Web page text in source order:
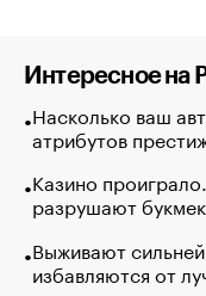
Интересное на
Насколько ваш
атрибутов
Казино
разрушают
Выживают
избавляются от